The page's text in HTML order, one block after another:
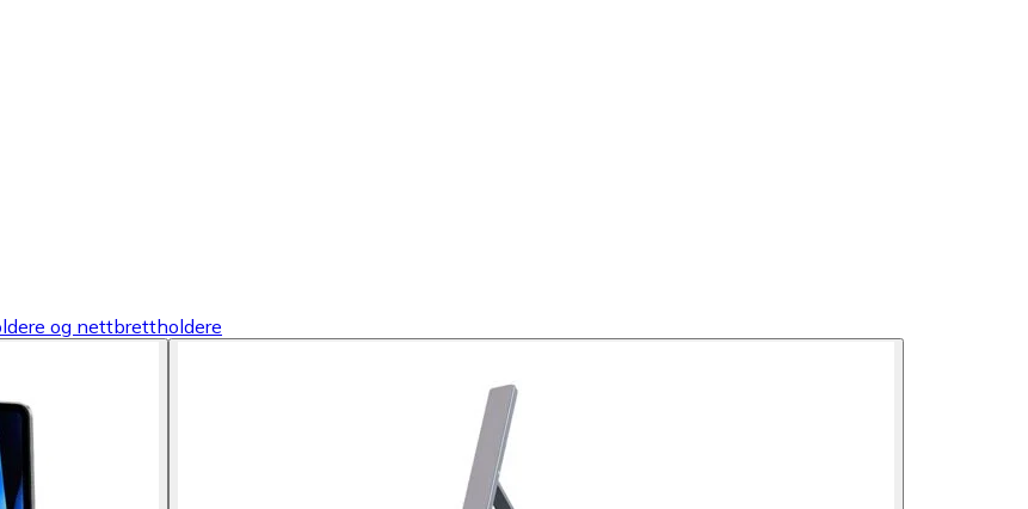
og nettbrettholdere